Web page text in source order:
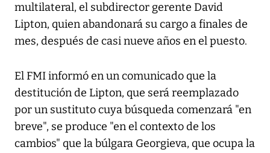
multilateral, el subdirector gerente David
Lipton, quien abandonará su cargo a finales de
mes, después de casi nueve años en el puesto.
El FMI informó en un comunicado que la
destitución de Lipton, que será reemplazado
por un sustituto cuya búsqueda comenzará "en
breve", se produce "en el contexto de los
cambios" que la búlgara Georgieva, que ocupa la